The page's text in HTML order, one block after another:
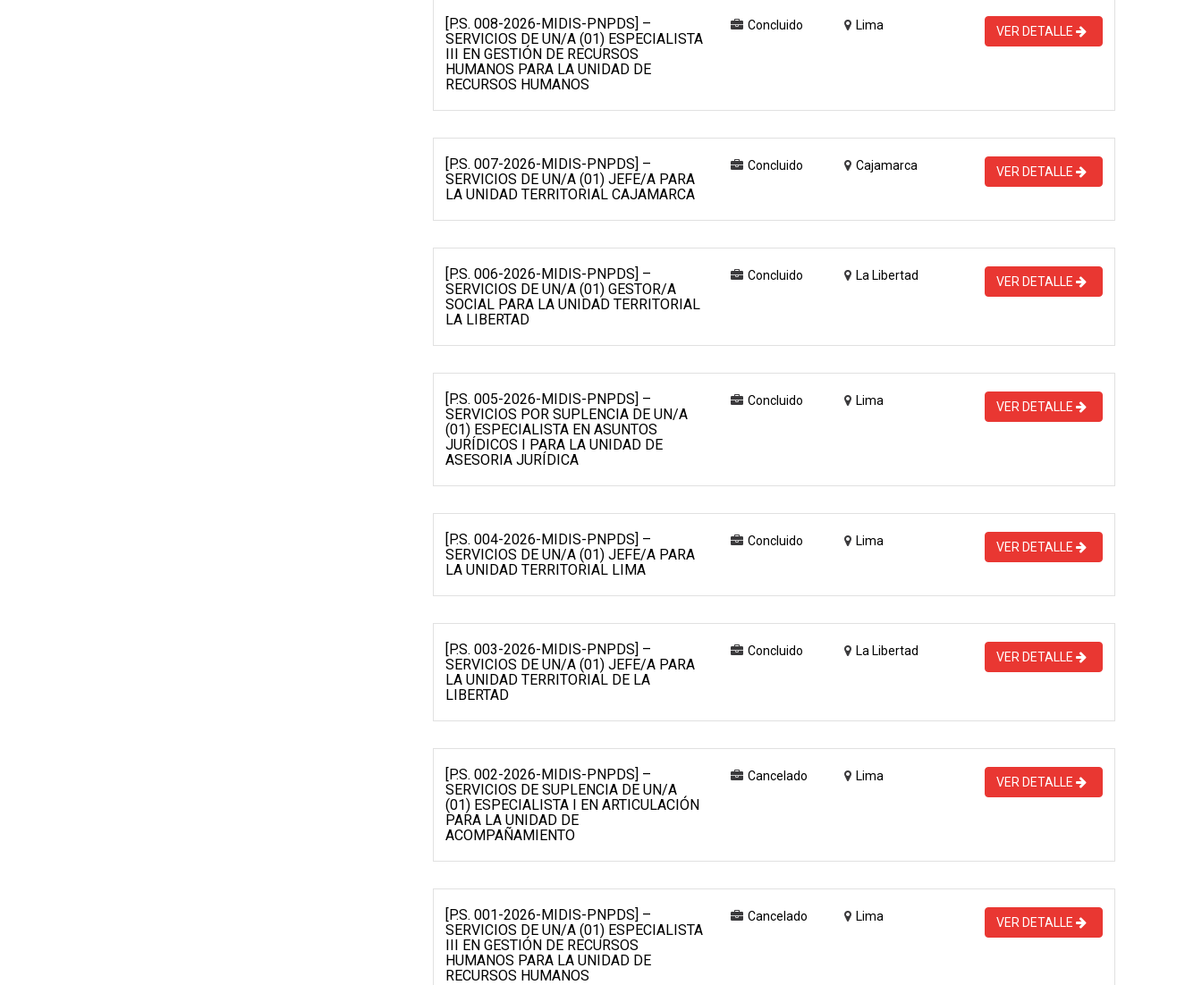
[P.S. 008-2026-MIDIS-PNPDS] –
SERVICIOS DE UN/A (01) ESPECIALISTA
III EN GESTIÓN DE RECURSOS
HUMANOS PARA LA UNIDAD DE
RECURSOS HUMANOS
Concluido Lima VER DETALLE
[P.S. 007-2026-MIDIS-PNPDS] –
SERVICIOS DE UN/A (01) JEFE/A PARA
LA UNIDAD TERRITORIAL CAJAMARCA
Concluido Cajamarca VER DETALLE
[P.S. 006-2026-MIDIS-PNPDS] –
SERVICIOS DE UN/A (01) GESTOR/A
SOCIAL PARA LA UNIDAD TERRITORIAL
LA LIBERTAD
Concluido La Libertad VER DETALLE
[P.S. 005-2026-MIDIS-PNPDS] –
SERVICIOS POR SUPLENCIA DE UN/A
(01) ESPECIALISTA EN ASUNTOS
JURÍDICOS I PARA LA UNIDAD DE
ASESORIA JURÍDICA
Concluido Lima VER DETALLE
[P.S. 004-2026-MIDIS-PNPDS] –
SERVICIOS DE UN/A (01) JEFE/A PARA
LA UNIDAD TERRITORIAL LIMA
Concluido Lima VER DETALLE
[P.S. 003-2026-MIDIS-PNPDS] –
SERVICIOS DE UN/A (01) JEFE/A PARA
LA UNIDAD TERRITORIAL DE LA
LIBERTAD
Concluido La Libertad VER DETALLE
[P.S. 002-2026-MIDIS-PNPDS] –
SERVICIOS DE SUPLENCIA DE UN/A
(01) ESPECIALISTA I EN ARTICULACIÓN
PARA LA UNIDAD DE
ACOMPAÑAMIENTO
Cancelado Lima VER DETALLE
[P.S. 001-2026-MIDIS-PNPDS] –
SERVICIOS DE UN/A (01) ESPECIALISTA
III EN GESTIÓN DE RECURSOS
HUMANOS PARA LA UNIDAD DE
RECURSOS HUMANOS
Cancelado Lima VER DETALLE